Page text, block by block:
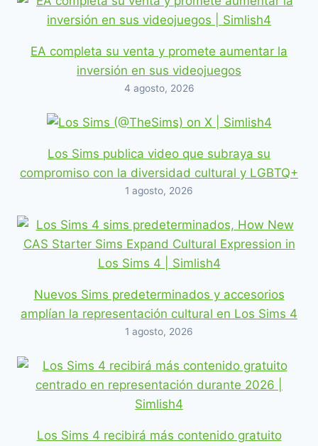
EA completa su venta y promete aumentar la
inversión en sus videojuegos
4 agosto, 2026
Los Sims publica video que subraya su
compromiso con la diversidad cultural y LGBTQ+
1 agosto, 2026
Nuevos Sims predeterminados y accesorios
amplían la representación cultural en Los Sims 4
1 agosto, 2026
Los Sims 4 recibirá más contenido gratuito